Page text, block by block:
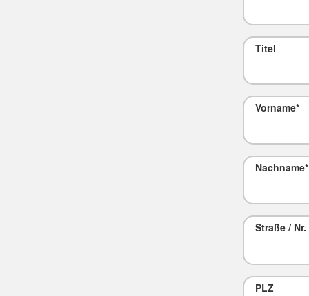
Titel
Vorname*
Nachname*
Straße / Nr.
PLZ